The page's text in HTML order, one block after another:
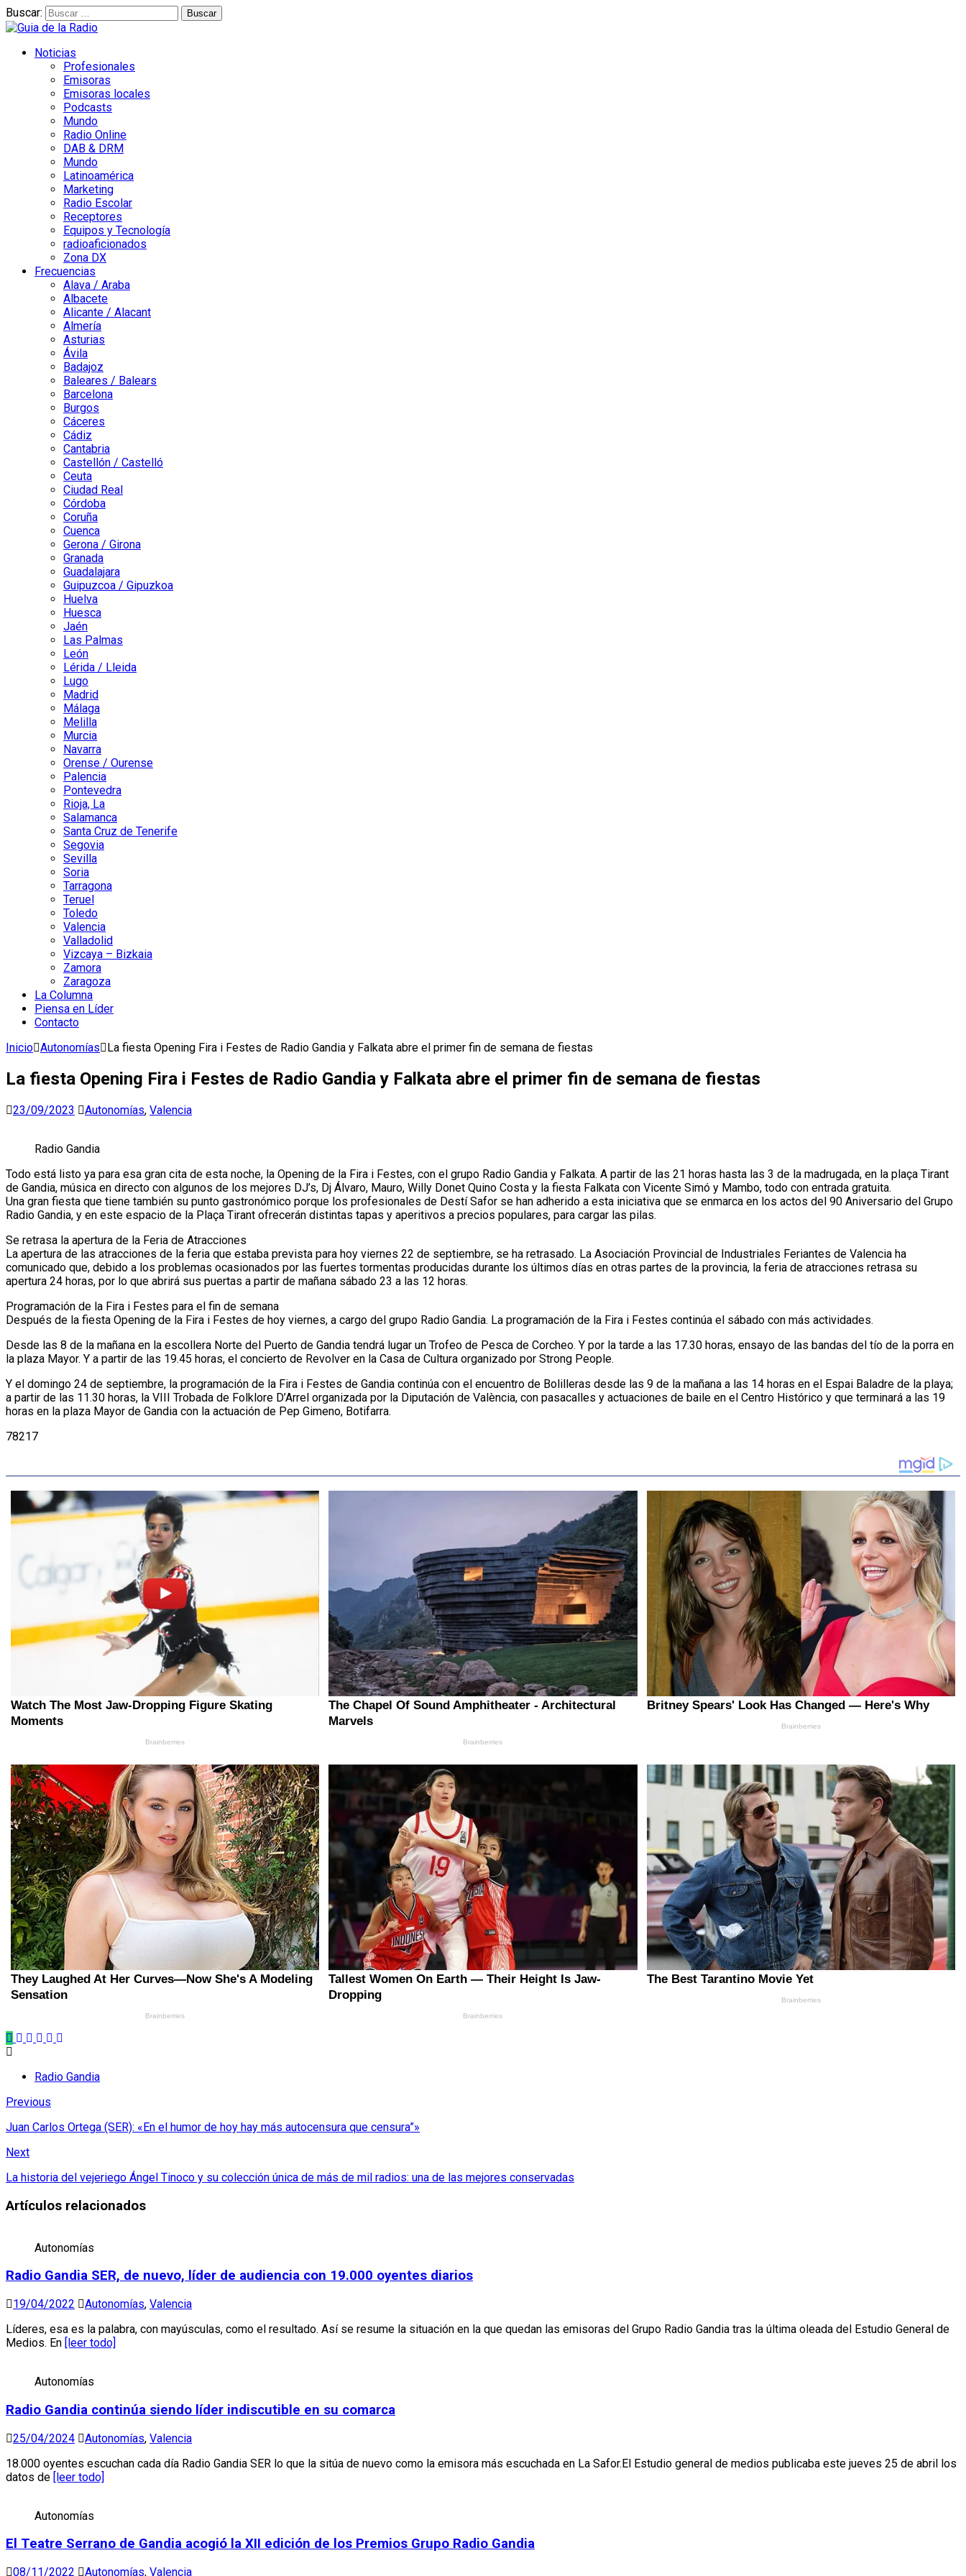
Buscar:
Noticias
Profesionales
Emisoras
Emisoras locales
Podcasts
Mundo
Radio Online
DAB & DRM
Mundo
Latinoamérica
Marketing
Radio Escolar
Receptores
Equipos y Tecnología
radioaficionados
Zona DX
Frecuencias
Alava / Araba
Albacete
Alicante / Alacant
Almería
Asturias
Ávila
Badajoz
Baleares / Balears
Barcelona
Burgos
Cáceres
Cádiz
Cantabria
Castellón / Castelló
Ceuta
Ciudad Real
Córdoba
Coruña
Cuenca
Gerona / Girona
Granada
Guadalajara
Guipuzcoa / Gipuzkoa
Huelva
Huesca
Jaén
Las Palmas
León
Lérida / Lleida
Lugo
Madrid
Málaga
Melilla
Murcia
Navarra
Orense / Ourense
Palencia
Pontevedra
Rioja, La
Salamanca
Santa Cruz de Tenerife
Segovia
Sevilla
Soria
Tarragona
Teruel
Toledo
Valencia
Valladolid
Vizcaya – Bizkaia
Zamora
Zaragoza
La Columna
Piensa en Líder
Contacto
Inicio Autonomías La fiesta Opening Fira i Festes de Radio Gandia y Falkata abre el primer fin de semana de fiestas
La fiesta Opening Fira i Festes de Radio Gandia y Falkata abre el primer fin de semana de fiestas
23/09/2023 Autonomías, Valencia
Radio Gandia
Todo está listo ya para esa gran cita de esta noche, la Opening de la Fira i Festes, con el grupo Radio Gandia y Falkata. A partir de las 21 horas hasta las 3 de la madrugada, en la plaça Tirant
de Gandia, música en directo con algunos de los mejores DJ’s, Dj Álvaro, Mauro, Willy Donet Quino Costa y la fiesta Falkata con Vicente Simó y Mambo, todo con entrada gratuita.
Una gran fiesta que tiene también su punto gastronómico porque los profesionales de Destí Safor se han adherido a esta iniciativa que se enmarca en los actos del 90 Aniversario del Grupo
Radio Gandia, y en este espacio de la Plaça Tirant ofrecerán distintas tapas y aperitivos a precios populares, para cargar las pilas.
Se retrasa la apertura de la Feria de Atracciones
La apertura de las atracciones de la feria que estaba prevista para hoy viernes 22 de septiembre, se ha retrasado. La Asociación Provincial de Industriales Feriantes de Valencia ha
comunicado que, debido a los problemas ocasionados por las fuertes tormentas producidas durante los últimos días en otras partes de la provincia, la feria de atracciones retrasa su
apertura 24 horas, por lo que abrirá sus puertas a partir de mañana sábado 23 a las 12 horas.
Programación de la Fira i Festes para el fin de semana
Después de la fiesta Opening de la Fira i Festes de hoy viernes, a cargo del grupo Radio Gandia. La programación de la Fira i Festes continúa el sábado con más actividades.
Desde las 8 de la mañana en la escollera Norte del Puerto de Gandia tendrá lugar un Trofeo de Pesca de Corcheo. Y por la tarde a las 17.30 horas, ensayo de las bandas del tío de la porra en
la plaza Mayor. Y a partir de las 19.45 horas, el concierto de Revolver en la Casa de Cultura organizado por Strong People.
Y el domingo 24 de septiembre, la programación de la Fira i Festes de Gandia continúa con el encuentro de Bolilleras desde las 9 de la mañana a las 14 horas en el Espai Baladre de la playa;
a partir de las 11.30 horas, la VIII Trobada de Folklore D’Arrel organizada por la Diputación de València, con pasacalles y actuaciones de baile en el Centro Histórico y que terminará a las 19
horas en la plaza Mayor de Gandia con la actuación de Pep Gimeno, Botifarra.
78217
Radio Gandia
Previous
Juan Carlos Ortega (SER): «En el humor de hoy hay más autocensura que censura”»
Next
La historia del vejeriego Ángel Tinoco y su colección única de más de mil radios: una de las mejores conservadas
Artículos relacionados
Autonomías
Radio Gandia SER, de nuevo, líder de audiencia con 19.000 oyentes diarios
19/04/2022 Autonomías, Valencia
Líderes, esa es la palabra, con mayúsculas, como el resultado. Así se resume la situación en la que quedan las emisoras del Grupo Radio Gandia tras la última oleada del Estudio General de
Medios. En
[leer todo]
Autonomías
Radio Gandia continúa siendo líder indiscutible en su comarca
25/04/2024 Autonomías, Valencia
18.000 oyentes escuchan cada día Radio Gandia SER lo que la sitúa de nuevo como la emisora más escuchada en La Safor.El Estudio general de medios publicaba este jueves 25 de abril los
datos de [leer todo]
Autonomías
El Teatre Serrano de Gandia acogió la XII edición de los Premios Grupo Radio Gandia
08/11/2022 Autonomías, Valencia